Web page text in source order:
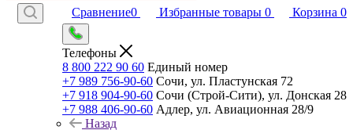
Сравнение0 Избранные товары 0 Корзина 0
Телефоны
8 800 222 90 60 Единый номер
+7 989 756-90-60 Сочи, ул. Пластунская 72
+7 918 904-90-60 Сочи (Строй-Сити), ул. Донская 28
+7 988 406-90-60 Адлер, ул. Авиационная 28/9
Назад